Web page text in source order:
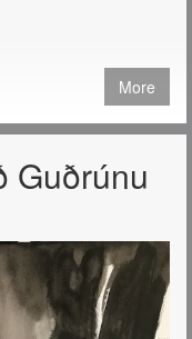
More
Guðrúnu